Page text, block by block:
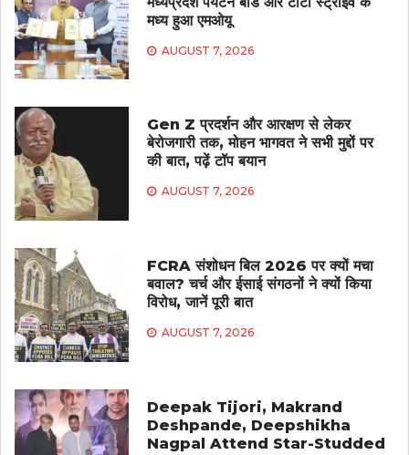
मध्य हुआ एमओयू
AUGUST 7, 2026
Gen Z प्रदर्शन और आरक्षण से लेकर
बेरोजगारी तक, मोहन भागवत ने सभी मुद्दों पर
की बात, पढ़ें टॉप बयान
AUGUST 7, 2026
FCRA संशोधन बिल 2026 पर क्यों मचा
बवाल? चर्च और ईसाई संगठनों ने क्यों किया
विरोध, जानें पूरी बात
AUGUST 7, 2026
Deepak Tijori, Makrand
Deshpande, Deepshikha
Nagpal Attend Star-Studded